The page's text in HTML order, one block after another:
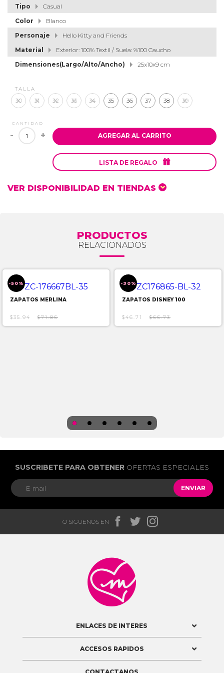
Tipo
Casual
Color
Blanco
Personaje
Hello Kitty and Friends
Material
Exterior: 100% Textil / Suela: %100 Caucho
Dimensiones(Largo/Alto/Ancho)
25x10x9 cm
TALLA
30 31 32 33 34 35 36 37 38 39
CANTIDAD
- + AGREGAR AL CARRITO
LISTA DE REGALO 
VER DISPONIBILIDAD EN TIENDAS
PRODUCTOS
RELACIONADOS
-50%
ZAPATOS MERLINA
$35.94 $71.86
-30%
ZAPATOS DISNEY 100
$46.71 $66.73
SUSCRIBETE PARA OBTENER OFERTAS ESPECIALES
ENVIAR
O SIGUENOS EN   

ENLACES DE INTERES
ACCESOS RAPIDOS